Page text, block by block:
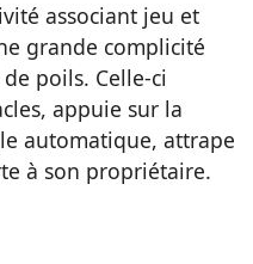
associant jeu et
grande complicité
poils. Celle-ci
appuie sur la
automatique, attrape
à son propriétaire.